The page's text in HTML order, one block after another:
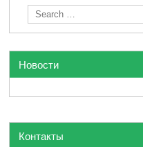
Новости
Контакты